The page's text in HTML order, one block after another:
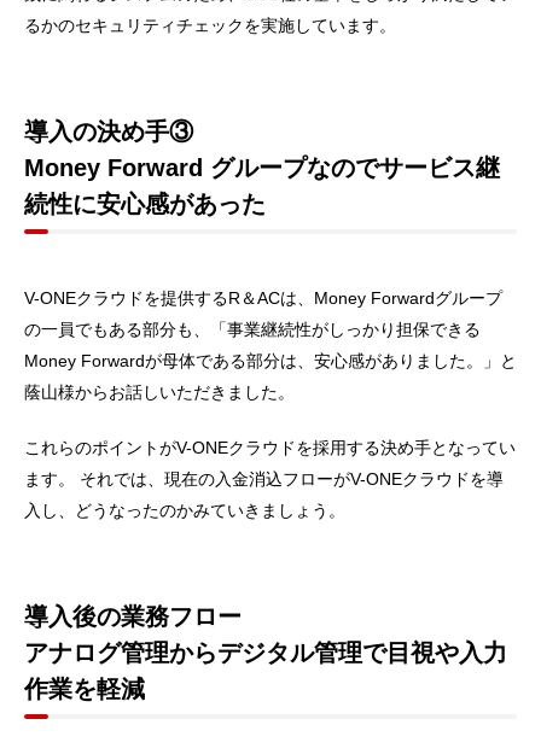
るかのセキュリティチェックを実施しています。
導入の決め手③
Money Forward グループなのでサービス継
続性に安心感があった
V-ONEクラウドを提供するR＆ACは、Money Forwardグループ
の一員でもある部分も、「事業継続性がしっかり担保できる
Money Forwardが母体である部分は、安心感がありました。」と
蔭山様からお話しいただきました。
これらのポイントがV-ONEクラウドを採用する決め手となってい
ます。 それでは、現在の入金消込フローがV-ONEクラウドを導
入し、どうなったのかみていきましょう。
導入後の業務フロー
アナログ管理からデジタル管理で目視や入力
作業を軽減